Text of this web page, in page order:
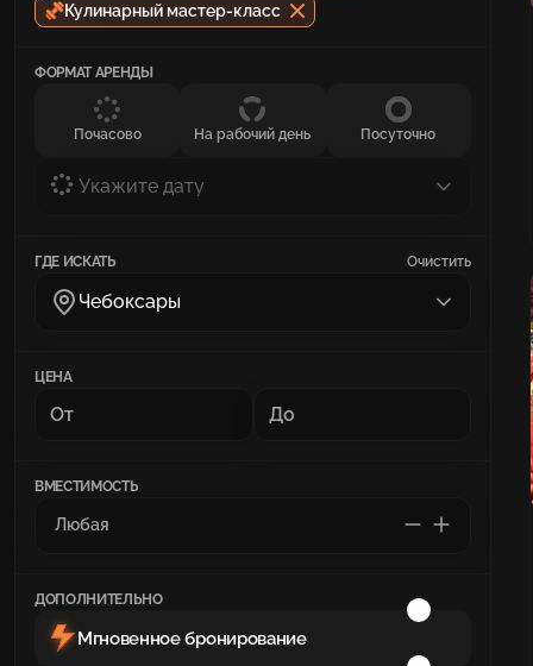
Кулинарный мастер-класс
ФОРМАТ АРЕНДЫ
Почасово На рабочий день Посуточно
Укажите дату
ГДЕ ИСКАТЬ Очистить
Чебоксары
ЦЕНА
ВМЕСТИМОСТЬ
ДОПОЛНИТЕЛЬНО
Мгновенное бронирование